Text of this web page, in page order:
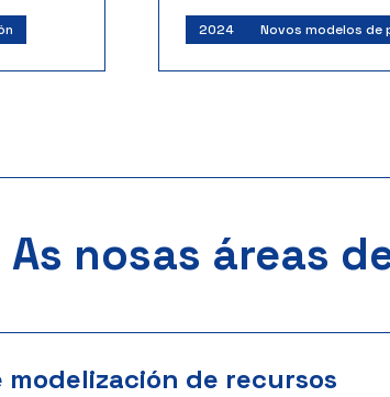
Importe: 434.204 €
2024 Novos modelos de
As nosas áreas
de recursos